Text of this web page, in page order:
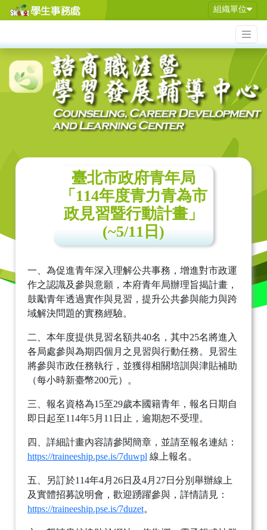
組織單位
臺北市政府青年局
「114年度青力青為市
政見習暨行動計畫」
(~5/11日)
一、為促進青年深入理解公共事務，增進對市政運
作之認識及參與意願，本府青年局辦理旨揭計畫，
鼓勵青年透過實作與見習，提升公共參與能力與跨
域解決問題的實務經驗。
二、本年度提供見習名額共40名，其中25名將進入
各局處參與為期四個月之見習與行動任務。見習生
將參與市政任務執行，並獲得相關培訓與津貼補助
（每小時新臺幣200元）。
三、報名資格為15至29歲本國籍青年，報名日期自
即日起至114年5月11日止，逾期恕不受理。
四、詳細計畫內容請參閱簡章，並請至報名連結：
https://traineeship.pse.is/7duwpl線上報名。
五、另訂於114年4月26日及4月27日分別舉辦線上
及實體招募說明會，歡迎踴躍參與，詳情請見：
https://traineeship.pse.is/7duzet。